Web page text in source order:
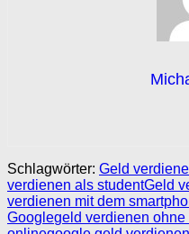
Schlagwörter: Geld
verdienen als studentGeld
verdienen mit dem
Googlegeld verdienen